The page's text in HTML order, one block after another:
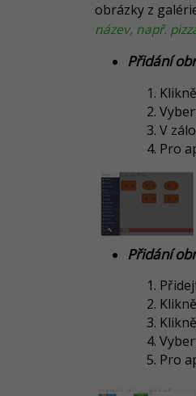
obrázky z
název, např.
Přidání
V
Pro
Přidání
Pro